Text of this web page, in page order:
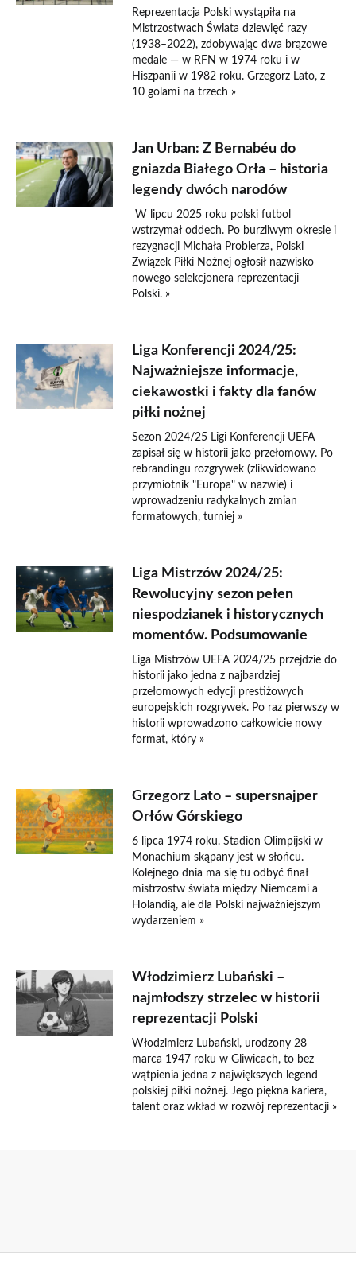
Reprezentacja Polski wystąpiła na
Mistrzostwach Świata dziewięć razy
(1938–2022), zdobywając dwa brązowe
medale — w RFN w 1974 roku i w
Hiszpanii w 1982 roku. Grzegorz Lato, z
10 golami na trzech »
Jan Urban: Z Bernabéu do
gniazda Białego Orła – historia
legendy dwóch narodów
W lipcu 2025 roku polski futbol
wstrzymał oddech. Po burzliwym okresie i
rezygnacji Michała Probierza, Polski
Związek Piłki Nożnej ogłosił nazwisko
nowego selekcjonera reprezentacji
Polski. »
Liga Konferencji 2024/25:
Najważniejsze informacje,
ciekawostki i fakty dla fanów
piłki nożnej
Sezon 2024/25 Ligi Konferencji UEFA
zapisał się w historii jako przełomowy. Po
rebrandingu rozgrywek (zlikwidowano
przymiotnik "Europa" w nazwie) i
wprowadzeniu radykalnych zmian
formatowych, turniej »
Liga Mistrzów 2024/25:
Rewolucyjny sezon pełen
niespodzianek i historycznych
momentów. Podsumowanie
Liga Mistrzów UEFA 2024/25 przejdzie do
historii jako jedna z najbardziej
przełomowych edycji prestiżowych
europejskich rozgrywek. Po raz pierwszy w
historii wprowadzono całkowicie nowy
format, który »
Grzegorz Lato – supersnajper
Orłów Górskiego
6 lipca 1974 roku. Stadion Olimpijski w
Monachium skąpany jest w słońcu.
Kolejnego dnia ma się tu odbyć finał
mistrzostw świata między Niemcami a
Holandią, ale dla Polski najważniejszym
wydarzeniem »
Włodzimierz Lubański –
najmłodszy strzelec w historii
reprezentacji Polski
Włodzimierz Lubański, urodzony 28
marca 1947 roku w Gliwicach, to bez
wątpienia jedna z największych legend
polskiej piłki nożnej. Jego piękna kariera,
talent oraz wkład w rozwój reprezentacji »